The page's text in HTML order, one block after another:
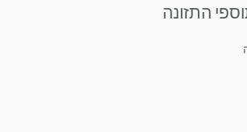
התזונה